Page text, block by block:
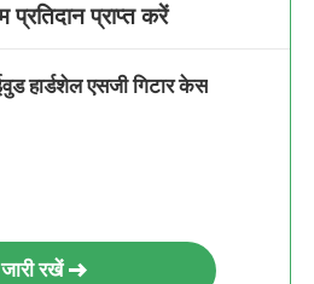
प्राप्त करें
हार्डशेल एसजी गिटार केस
जारी रखें